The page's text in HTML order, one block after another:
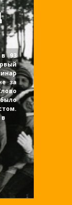
в 93
за